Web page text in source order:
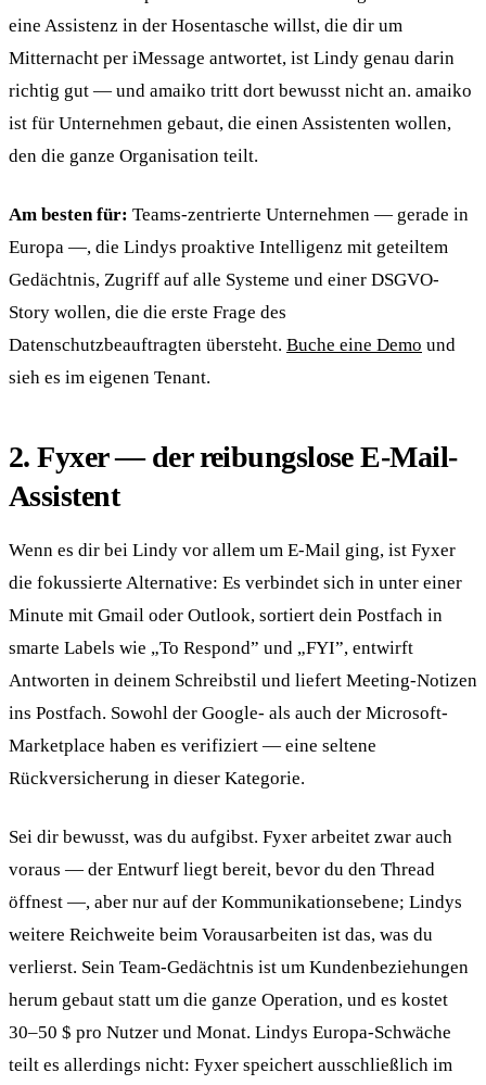
eine Assistenz in der Hosentasche willst, die dir um
Mitternacht per iMessage antwortet, ist Lindy genau darin
richtig gut — und amaiko tritt dort bewusst nicht an. amaiko
ist für Unternehmen gebaut, die einen Assistenten wollen,
den die ganze Organisation teilt.
Am besten für: Teams-zentrierte Unternehmen — gerade in
Europa —, die Lindys proaktive Intelligenz mit geteiltem
Gedächtnis, Zugriff auf alle Systeme und einer DSGVO-
Story wollen, die die erste Frage des
Datenschutzbeauftragten übersteht. Buche eine Demo und
sieh es im eigenen Tenant.
2. Fyxer — der reibungslose E-Mail-
Assistent
Wenn es dir bei Lindy vor allem um E-Mail ging, ist Fyxer
die fokussierte Alternative: Es verbindet sich in unter einer
Minute mit Gmail oder Outlook, sortiert dein Postfach in
smarte Labels wie „To Respond” und „FYI”, entwirft
Antworten in deinem Schreibstil und liefert Meeting-Notizen
ins Postfach. Sowohl der Google- als auch der Microsoft-
Marketplace haben es verifiziert — eine seltene
Rückversicherung in dieser Kategorie.
Sei dir bewusst, was du aufgibst. Fyxer arbeitet zwar auch
voraus — der Entwurf liegt bereit, bevor du den Thread
öffnest —, aber nur auf der Kommunikationsebene; Lindys
weitere Reichweite beim Vorausarbeiten ist das, was du
verlierst. Sein Team-Gedächtnis ist um Kundenbeziehungen
herum gebaut statt um die ganze Operation, und es kostet
30–50 $ pro Nutzer und Monat. Lindys Europa-Schwäche
teilt es allerdings nicht: Fyxer speichert ausschließlich im